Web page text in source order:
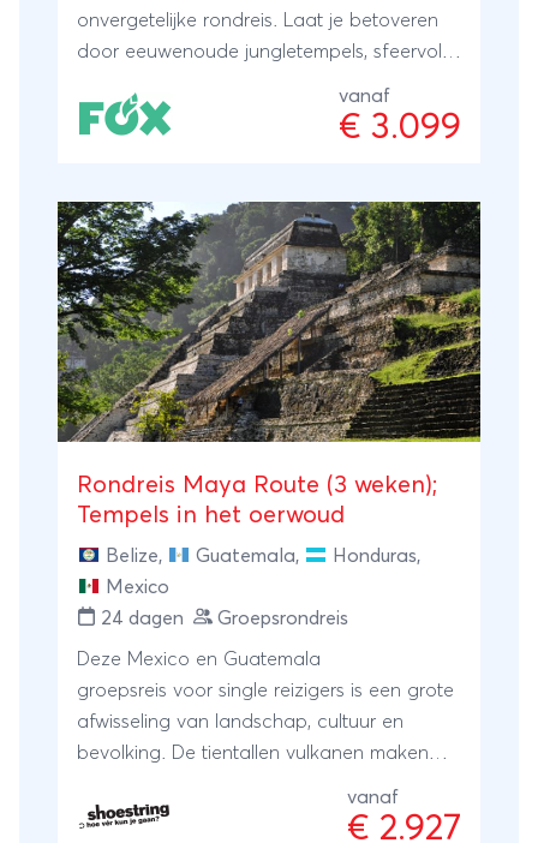
onvergetelijke rondreis. Laat je betoveren
door eeuwenoude jungletempels, sfeervolle
aan de Caribische kust. Deze unieke reis
biedt een perfecte mix van cultuur, natuur,
gastvrijheid. Een avontuurlijke
ontdekkingstocht vol hoogtepunten én
momenten van ontspanning.
vanaf
€ 3.099
Rondreis Maya Route (3 weken);
Tempels in het oerwoud
Belize, Guatemala, Honduras,
Mexico
24 dagen
Groepsrondreis
Deze Mexico en Guatemala
groepsreis voor single reizigers is een grote
afwisseling van landschap, cultuur en
bevolking. De tientallen vulkanen maken
spectaculair, maar ook de laaglandjungle,
vanaf
€ 2.927